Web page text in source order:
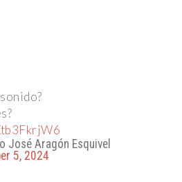
José Aragón Esquivel
5, 2024